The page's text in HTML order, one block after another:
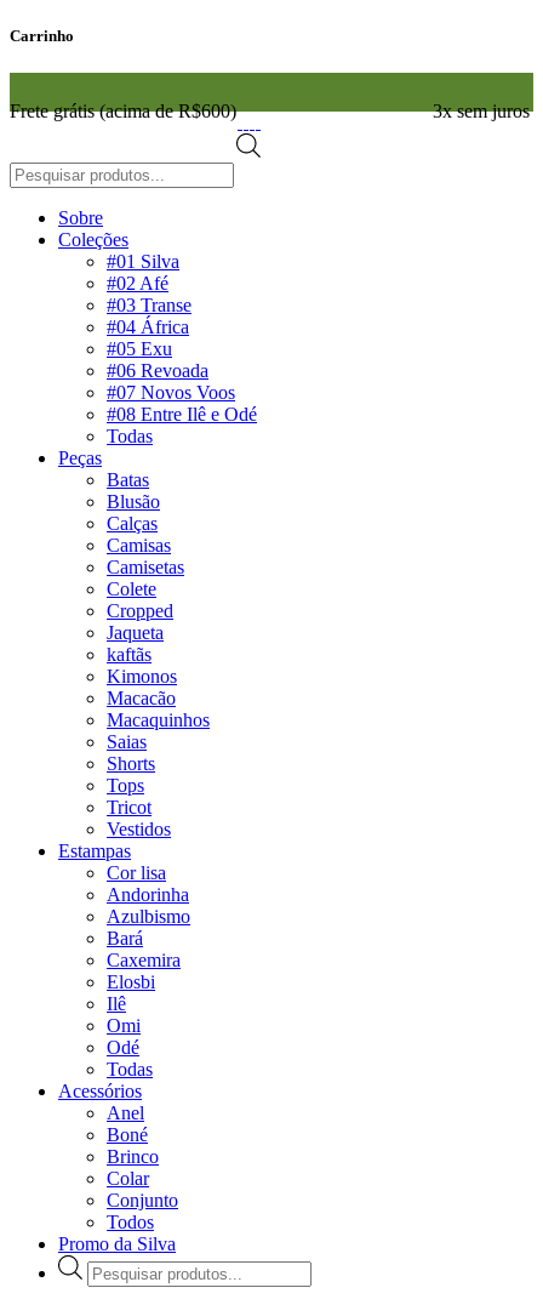
Carrinho
Frete grátis (acima de R$600)
3x sem juros
produtos
Sobre
Coleções
#01 Silva
#02 Afé
#03 Transe
#04 África
#05 Exu
#06 Revoada
#07 Novos Voos
#08 Entre Ilê e Odé
Todas
Peças
Batas
Blusão
Calças
Camisas
Camisetas
Colete
Cropped
Jaqueta
kaftãs
Kimonos
Macacão
Macaquinhos
Saias
Shorts
Tops
Tricot
Vestidos
Estampas
Cor lisa
Andorinha
Azulbismo
Bará
Caxemira
Elosbi
Ilê
Omi
Odé
Todas
Acessórios
Anel
Boné
Brinco
Colar
Conjunto
Todos
Promo da Silva
Pesquisar
produtos